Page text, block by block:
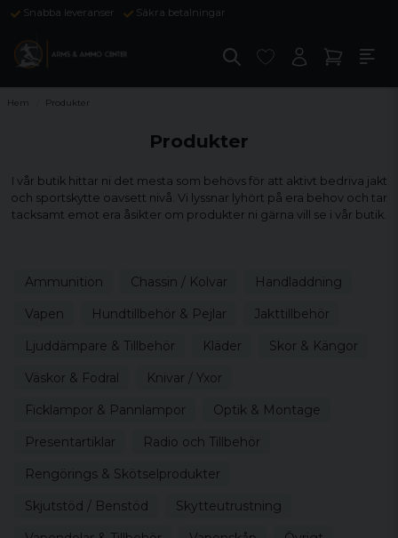
Snabba leveranser Säkra betalningar
Hem Produkter
Produkter
I vår butik hittar ni det mesta som behövs för att aktivt bedriva jakt
och sportskytte oavsett nivå. Vi lyssnar lyhört på era behov och tar
tacksamt emot era åsikter om produkter ni gärna vill se i vår butik.
Ammunition Chassin / Kolvar
Handladdning
Vapen
Hundtillbehör & Pejlar
Jakttillbehör
Ljuddämpare & Tillbehör
Kläder
Skor & Kängor
Väskor & Fodral
Knivar / Yxor
Ficklampor & Pannlampor
Optik & Montage
Presentartiklar
Radio och Tillbehör
Rengörings & Skötselprodukter
Skjutstöd / Benstöd
Skytteutrustning